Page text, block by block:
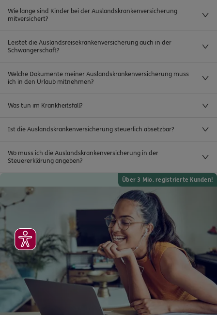
Wie lange sind Kinder bei der Auslandskrankenversicherung
mitversichert?
Leistet die Auslandsreisekrankenversicherung auch in der
Schwangerschaft?
Welche Dokumente meiner Auslandskrankenversicherung muss
ich in den Urlaub mitnehmen?
Was tun im Krankheitsfall?
Ist die Auslandskrankenversicherung steuerlich absetzbar?
Wo muss ich die Auslandskrankenversicherung in der
Steuererklärung angeben?
Über 3 Mio. registrierte Kunden!